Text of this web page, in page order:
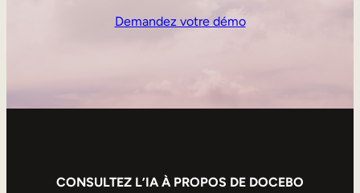
Demandez votre démo
CONSULTEZ L’IA À PROPOS DE DOCEBO